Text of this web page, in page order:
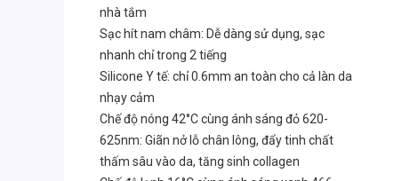
nhà tắm
Sạc hít nam châm: Dễ dàng sử dụng, sạc
nhanh chỉ trong 2 tiếng
Silicone Y tế: chỉ 0.6mm an toàn cho cả làn da
nhạy cảm
Chế độ nóng 42°C cùng ánh sáng đỏ 620-
625nm: Giãn nở lỗ chân lông, đẩy tinh chất
thấm sâu vào da, tăng sinh collagen